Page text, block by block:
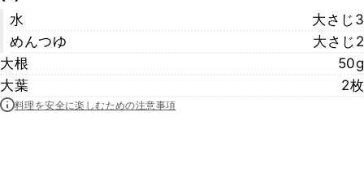
水
大さじ3
めんつゆ
大さじ2
大根
50g
大葉
2枚
料理を安全に楽しむための注意事項